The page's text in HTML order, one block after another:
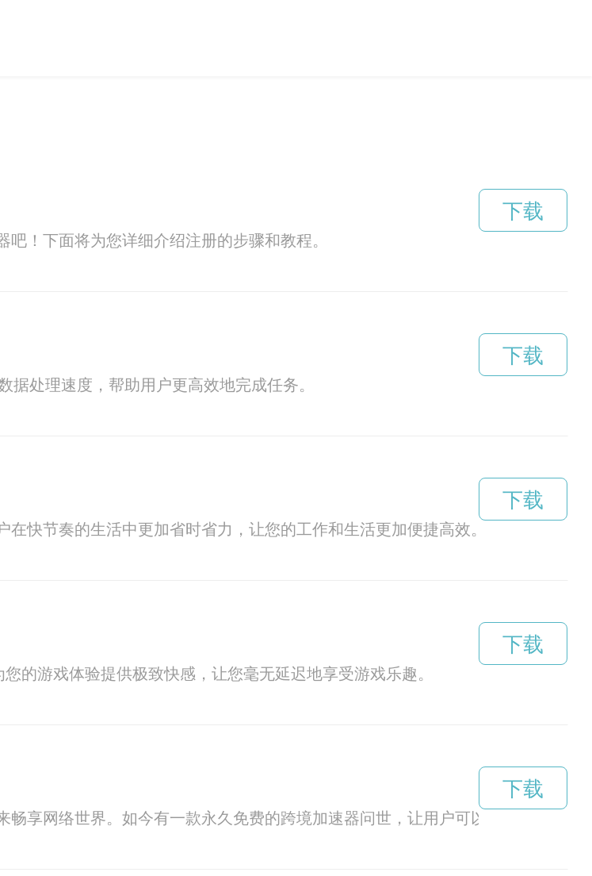
！下面将为您详细介绍注册的步骤和教程。
下载
处理速度，帮助用户更高效地完成任务。
下载
快节奏的生活中更加省时省力，让您的工作和生活更加便捷高效。
下载
的游戏体验提供极致快感，让您毫无延迟地享受游戏乐趣。
下载
畅享网络世界。如今有一款永久免费的跨境加速器问世，让用户可以轻松畅享全球
下载